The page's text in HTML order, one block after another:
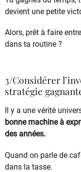
devient une petite
Alors, prêt à faire
dans ta routine ?
3/Considérer
stratégie
Il y a une vérité
bonne machine à
des années.
Quand on parle de
dans la tasse.